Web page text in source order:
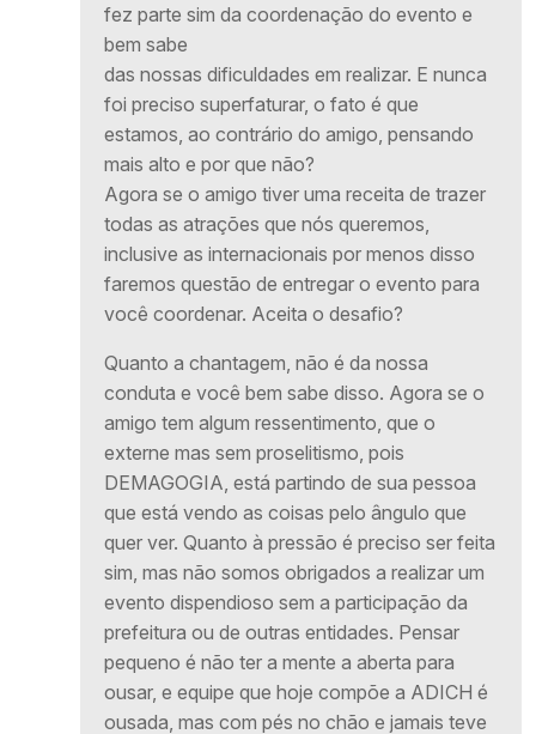
fez parte sim da coordenação do evento e
bem sabe
das nossas dificuldades em realizar. E nunca
foi preciso superfaturar, o fato é que
estamos, ao contrário do amigo, pensando
mais alto e por que não?
Agora se o amigo tiver uma receita de trazer
todas as atrações que nós queremos,
inclusive as internacionais por menos disso
faremos questão de entregar o evento para
você coordenar. Aceita o desafio?
Quanto a chantagem, não é da nossa
conduta e você bem sabe disso. Agora se o
amigo tem algum ressentimento, que o
externe mas sem proselitismo, pois
DEMAGOGIA, está partindo de sua pessoa
que está vendo as coisas pelo ângulo que
quer ver. Quanto à pressão é preciso ser feita
sim, mas não somos obrigados a realizar um
evento dispendioso sem a participação da
prefeitura ou de outras entidades. Pensar
pequeno é não ter a mente a aberta para
ousar, e equipe que hoje compõe a ADICH é
ousada, mas com pés no chão e jamais teve